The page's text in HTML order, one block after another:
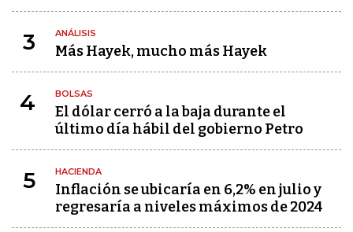
3 ANÁLISIS
Más Hayek, mucho más Hayek
4 BOLSAS
El dólar cerró a la baja durante el
último día hábil del gobierno Petro
5 HACIENDA
Inflación se ubicaría en 6,2% en julio y
regresaría a niveles máximos de 2024